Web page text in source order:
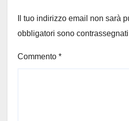
Il tuo indirizzo email non sarà
obbligatori sono contrassegnati
Commento *